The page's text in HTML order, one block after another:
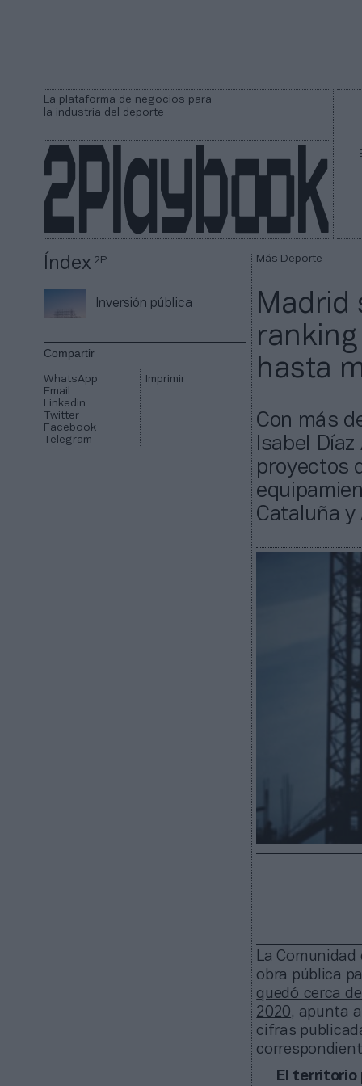
La plataforma de negocios para
la industria del deporte
Índex2P
Inversión pública
Compartir
WhatsApp
Email
Linkedin
Twitter
Facebook
Telegram
Imprimir
Más Deporte
Madrid
hasta
Con más
Isabel
proyectos
Cataluña y
La
obra pública
quedó cerca
2020, apunta
cifras
El territorio